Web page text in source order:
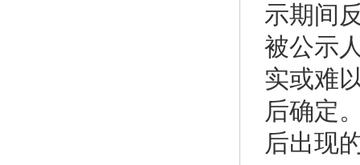
示期间
被公示
实或难
后确定
后出现